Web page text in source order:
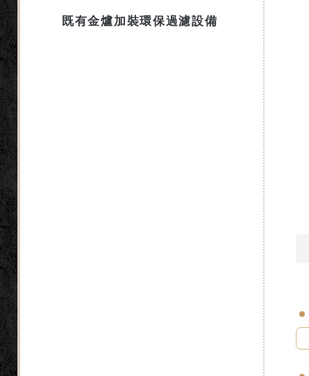
既有金爐加裝環保過濾設備